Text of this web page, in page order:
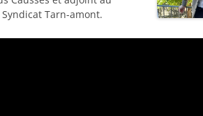
Tarn-amont.